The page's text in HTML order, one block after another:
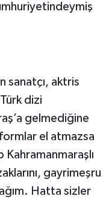
sanatçı, aktris
dizi
gelmediğine
el atmazsa
gayrimeşru
Hatta sizler